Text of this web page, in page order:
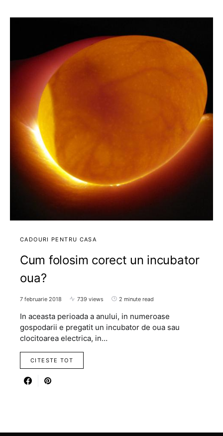
CADOURI PENTRU CASA
Cum folosim corect un incubator
oua?
7 februarie 2018 739 views 2 minute read
In aceasta perioada a anului, in numeroase
gospodarii e pregatit un incubator de oua sau
clocitoarea electrica, in…
CITESTE TOT